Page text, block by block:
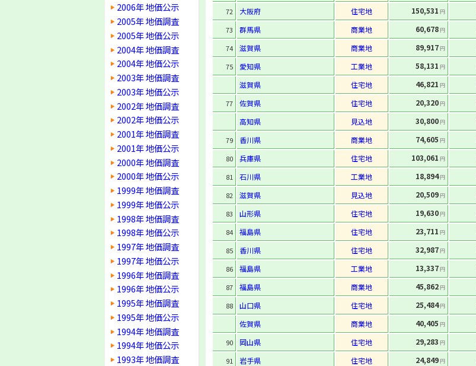
2006年 地価公示
2005年 地価調査
2005年 地価公示
2004年 地価調査
2004年 地価公示
2003年 地価調査
2003年 地価公示
2002年 地価調査
2002年 地価公示
2001年 地価調査
2001年 地価公示
2000年 地価調査
2000年 地価公示
1999年 地価調査
1999年 地価公示
1998年 地価調査
1998年 地価公示
1997年 地価調査
1997年 地価公示
1996年 地価調査
1996年 地価公示
1995年 地価調査
1995年 地価公示
1994年 地価調査
1994年 地価公示
1993年 地価調査
72 大阪府 住宅地 150,531 円
73 群馬県 商業地 60,678円
74 滋賀県 商業地 89,917円
75 愛知県 工業地 58,131 円
滋賀県
住宅地 46,821 円
77 佐賀県 住宅地 20,320円
高知県
見込地 30,800円
79 香川県 商業地 74,605 円
80 兵庫県 住宅地 103,061 円
81 石川県 工業地 18,894円
82 滋賀県 見込地 20,509円
83 山形県 住宅地 19,630円
84 福島県 住宅地 23,711 円
85 香川県 住宅地 32,987円
86 福島県 工業地 13,337円
87 福島県 商業地 45,862円
88 山口県 住宅地 25,484円
佐賀県
商業地 40,405 円
90 岡山県 住宅地 29,283 円
91 岩手県 住宅地 24,849円